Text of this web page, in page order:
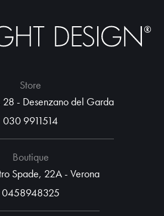
Store
- Desenzano del Garda
030 9911514
Boutique
Spade, 22A - Verona
0458948325